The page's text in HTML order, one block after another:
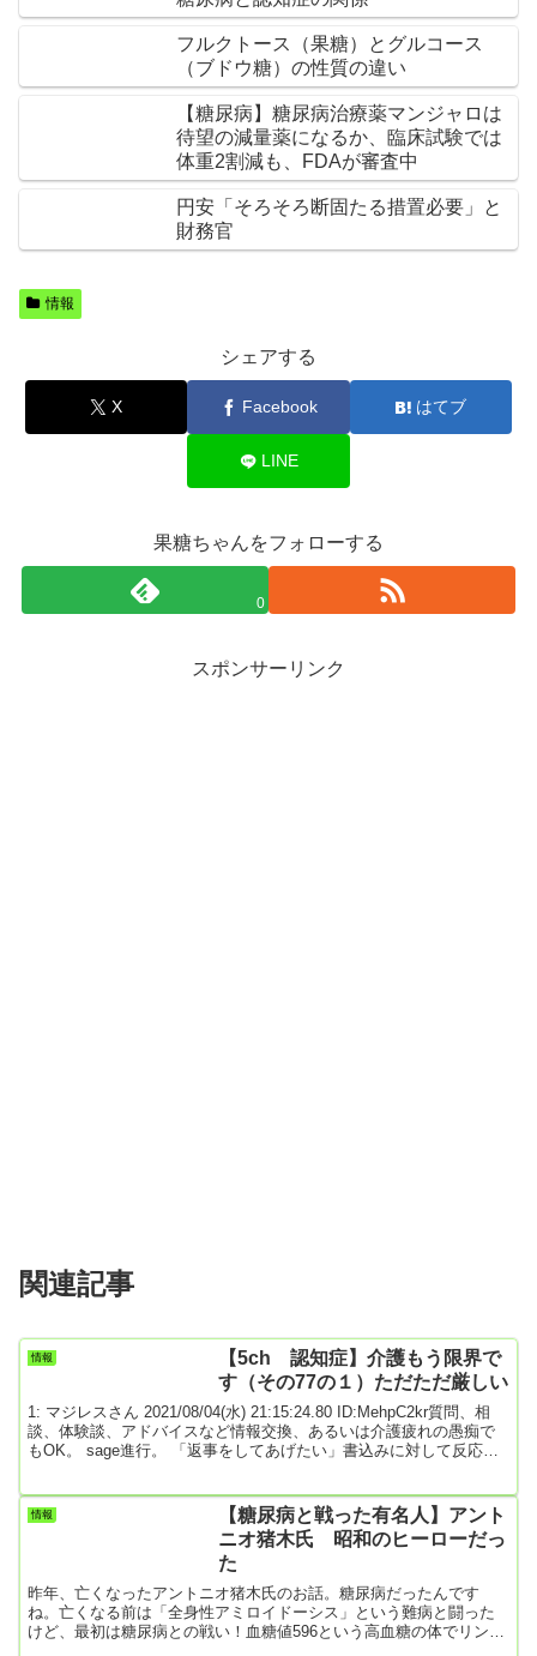
フルクトース（果糖）とグルコース
（ブドウ糖）の性質の違い
【糖尿病】糖尿病治療薬マンジャロは
待望の減量薬になるか、臨床試験では
体重2割減も、FDAが審査中
円安「そろそろ断固たる措置必要」と
財務官
情報
シェアする
X Facebook はてブ
LINE
果糖ちゃんをフォローする
0
スポンサーリンク
関連記事
情報
【5ch 認知症】介護もう限界で
す（その77の１）ただただ厳しい
1: マジレスさん 2021/08/04(水) 21:15:24.80 ID:MehpC2kr質問、相
談、体験談、アドバイスなど情報交換、あるいは介護疲れの愚痴で
もOK。 sage進行。 「返事をしてあげたい」書込みに対して反応し
レッドです。 心の悲鳴をそっと吐露し明日を何とか生きましょう。
認知症の家族と良好な関係を保てている人には抵抗のある内容もあ
情報
【糖尿病と戦った有名人】アント
ニオ猪木氏 昭和のヒーローだっ
た
昨年、亡くなったアントニオ猪木氏のお話。糖尿病だったんです
ね。亡くなる前は「全身性アミロイドーシス」という難病と闘った
けど、最初は糖尿病との戦い！血糖値596という高血糖の体でリング